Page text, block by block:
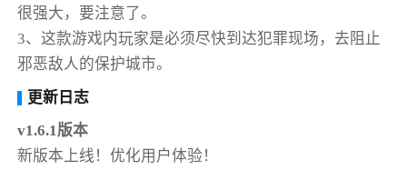
很强大，要注意了。
3、这款游戏内玩家是必须尽快到达犯罪现场，去阻止
邪恶敌人的保护城市。
更新日志
v1.6.1版本
新版本上线！优化用户体验！